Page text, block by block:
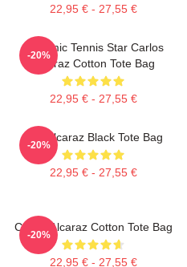
22,95 € - 27,55 €
Dynamic Tennis Star Carlos
Alcaraz Cotton Tote Bag
22,95 € - 27,55 €
-20%
The Alcaraz Black Tote Bag
22,95 € - 27,55 €
-20%
Carlos Alcaraz Cotton Tote Bag
22,95 € - 27,55 €
-20%